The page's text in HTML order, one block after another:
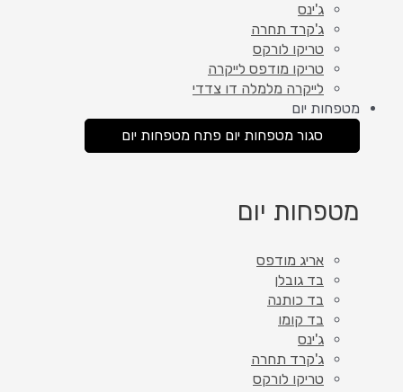
ג'ינס
ג'קרד תחרה
טריקו לורקס
טריקו מודפס לייקרה
לייקרה מלמלה דו צדדי
מטפחות יום
סגור מטפחות יום פתח מטפחות יום
מטפחות יום
אריג מודפס
בד גובלן
בד כותנה
בד קומו
ג'ינס
ג'קרד תחרה
טריקו לורקס